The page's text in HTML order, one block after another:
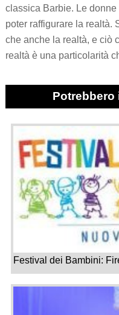
classica Barbie. Le
poter raffigurare la realtà.
che anche la realtà, e ciò
realtà è una particolarità
Potrebbero
Festival dei Bambini: